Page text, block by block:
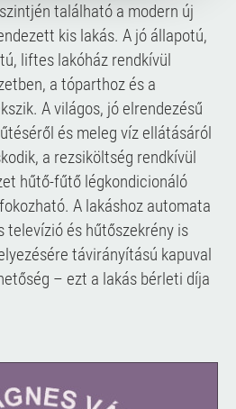
található a modern új
kis lakás. A jó állapotú,
liftes lakóház rendkívül
a tóparthoz és a
A világos, jó elrendezésű
és meleg víz ellátásáról
a rezsiköltség rendkívül
hűtő-fűtő légkondicionáló
A lakáshoz automata
televízió és hűtőszekrény is
távirányítású kapuval
– ezt a lakás bérleti díja